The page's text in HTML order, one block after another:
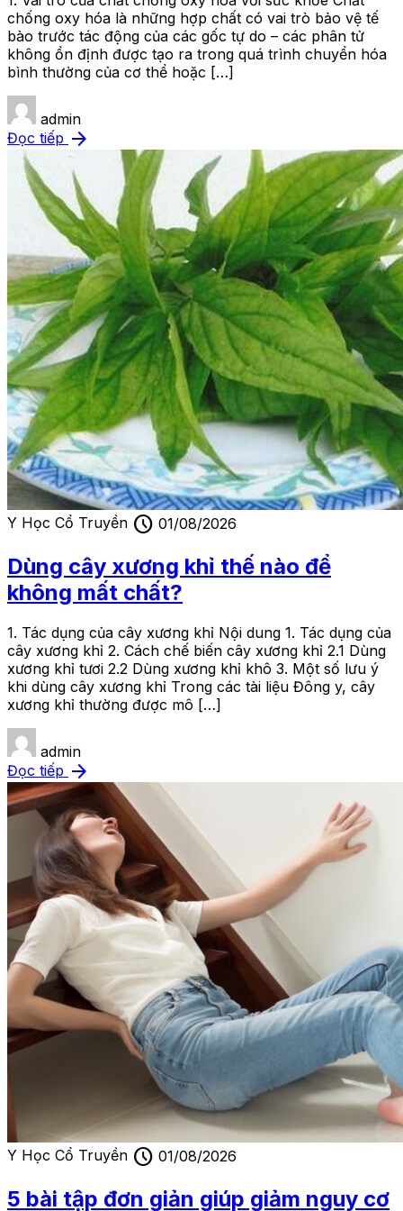
chống oxy hóa là những hợp chất có vai trò bảo vệ tế
bào trước tác động của các gốc tự do – các phân tử
không ổn định được tạo ra trong quá trình chuyển hóa
bình thường của cơ thể hoặc […]
admin
Đọc tiếp arrow_forward
Y Học Cổ Truyền schedule 01/08/2026
Dùng cây xương khỉ thế nào để
không mất chất?
1. Tác dụng của cây xương khỉ Nội dung 1. Tác dụng của
cây xương khỉ 2. Cách chế biến cây xương khỉ 2.1 Dùng
xương khỉ tươi 2.2 Dùng xương khỉ khô 3. Một số lưu ý
khi dùng cây xương khỉ Trong các tài liệu Đông y, cây
xương khỉ thường được mô […]
admin
Đọc tiếp arrow_forward
Y Học Cổ Truyền schedule 01/08/2026
5 bài tập đơn giản giúp giảm nguy cơ